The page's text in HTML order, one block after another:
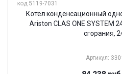
код 5119-7031
Котел конденсационный
Ariston CLAS ONE SYSTEM
сгорания,
Артикул: